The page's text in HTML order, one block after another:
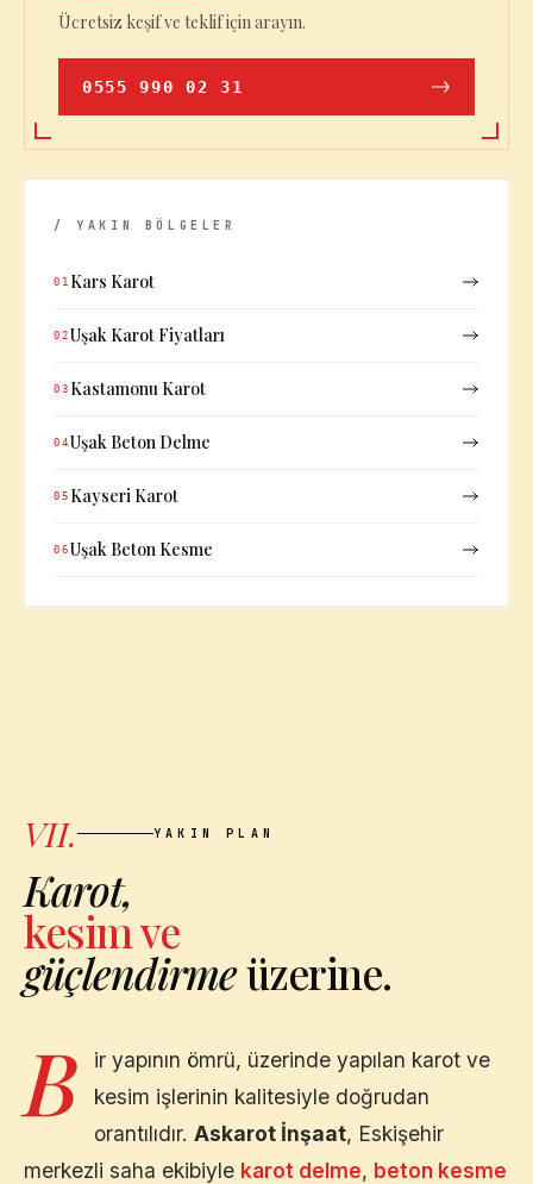
Ücretsiz keşif ve teklif için arayın.
0555 990 02 31
/ YAKIN BÖLGELER
01 Kars Karot
02 Uşak Karot Fiyatları
03 Kastamonu Karot
04 Uşak Beton Delme
05 Kayseri Karot
06 Uşak Beton Kesme
VII. YAKIN PLAN
Karot,
kesim ve
güçlendirmeüzerine.
B
ir yapının ömrü, üzerinde yapılan karot ve
kesim işlerinin kalitesiyle doğrudan
orantılıdır. Askarot İnşaat, Eskişehir
merkezli saha ekibiyle karot delme, beton kesme